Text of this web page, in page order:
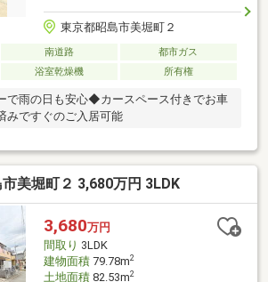
東京都昭島市美堀町２
南道路
都市ガス
浴室乾燥機 所有権
で雨の日も安心◆カースペース付きでお車
みですぐのご入居可能
美堀町２ 3,680万円 3LDK
3,680万円
間取り 3LDK
建物面積79.78m2
土地面積82.53m2